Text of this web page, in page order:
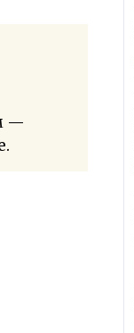
—